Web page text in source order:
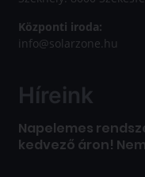
Központi iroda:
info@solarzone.hu
Híreink
Napelemes
kedvező áron!